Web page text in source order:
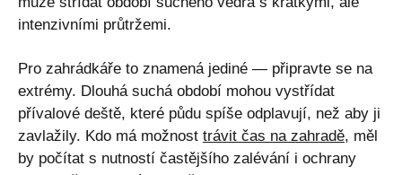
intenzivními průtržemi.
Pro zahrádkáře to znamená jediné — připravte se na
extrémy. Dlouhá suchá období mohou vystřídat
přívalové deště, které půdu spíše odplavují, než aby ji
zavlažily. Kdo má možnost trávit čas na zahradě, měl
by počítat s nutností častějšího zalévání i ochrany